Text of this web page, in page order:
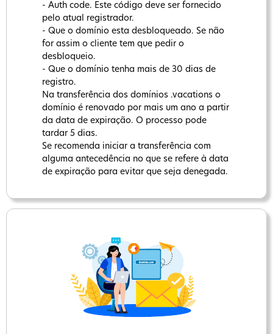
- Auth code. Este código deve ser fornecido
pelo atual registrador.
- Que o domínio esta desbloqueado. Se não
for assim o cliente tem que pedir o
desbloqueio.
- Que o domínio tenha mais de 30 dias de
registro.
Na transferência dos domínios .vacations o
domínio é renovado por mais um ano a partir
da data de expiração. O processo pode
tardar 5 dias.
Se recomenda iniciar a transferência com
alguma antecedência no que se refere à data
de expiração para evitar que seja denegada.